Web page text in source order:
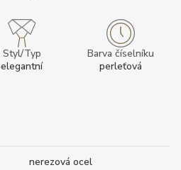
Styl/Typ
elegantní
Barva číselníku
perleťová
nerezová ocel